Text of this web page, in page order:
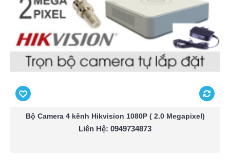
Bộ Camera 4 kênh Hikvision 1080P ( 2.0 Megapixel)
Liên Hệ: 0949734873